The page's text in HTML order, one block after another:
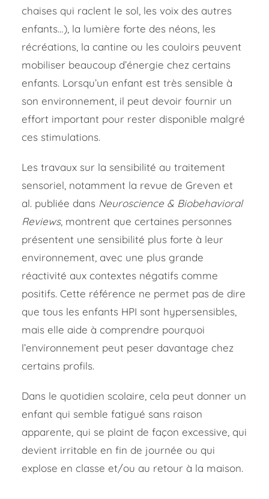
chaises qui raclent le sol, les voix des autres
enfants…), la lumière forte des néons, les
récréations, la cantine ou les couloirs peuvent
mobiliser beaucoup d’énergie chez certains
enfants. Lorsqu’un enfant est très sensible à
son environnement, il peut devoir fournir un
effort important pour rester disponible malgré
ces stimulations.
Les travaux sur la sensibilité au traitement
sensoriel, notamment la revue de Greven et
al. publiée dans Neuroscience & Biobehavioral
Reviews, montrent que certaines personnes
présentent une sensibilité plus forte à leur
environnement, avec une plus grande
réactivité aux contextes négatifs comme
positifs. Cette référence ne permet pas de dire
que tous les enfants HPI sont hypersensibles,
mais elle aide à comprendre pourquoi
l’environnement peut peser davantage chez
certains profils.
Dans le quotidien scolaire, cela peut donner un
enfant qui semble fatigué sans raison
apparente, qui se plaint de façon excessive, qui
devient irritable en fin de journée ou qui
explose en classe et/ou au retour à la maison.